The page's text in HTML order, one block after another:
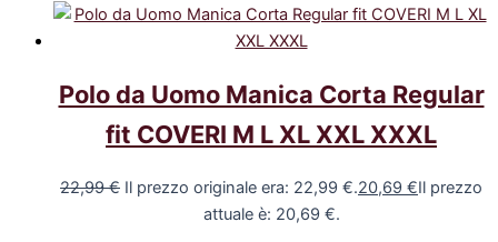
Polo da Uomo Manica Corta Regular
fit COVERI M L XL XXL XXXL
22,99€ Il prezzo originale era: 22,99 €.20,69 €Il prezzo
attuale è: 20,69 €.